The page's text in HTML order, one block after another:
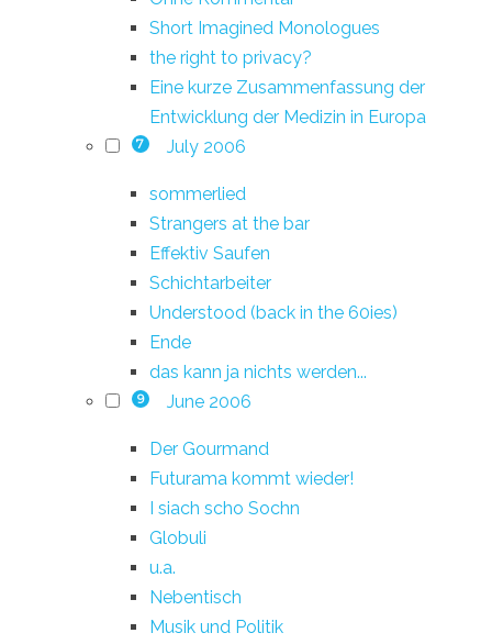
Short Imagined Monologues
the right to privacy?
Eine kurze Zusammenfassung der
Entwicklung der Medizin in Europa
7 July 2006
sommerlied
Strangers at the bar
Effektiv Saufen
Schichtarbeiter
Understood (back in the 60ies)
Ende
das kann ja nichts werden...
9 June 2006
Der Gourmand
Futurama kommt wieder!
I siach scho Sochn
Globuli
u.a.
Nebentisch
Musik und Politik